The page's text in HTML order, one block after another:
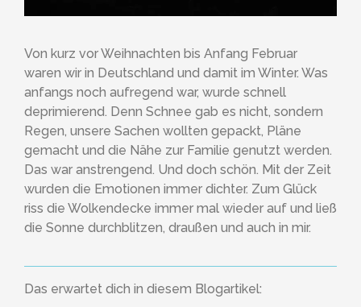
Von kurz vor Weihnachten bis Anfang Februar
waren wir in Deutschland und damit im Winter. Was
anfangs noch aufregend war, wurde schnell
deprimierend. Denn Schnee gab es nicht, sondern
Regen, unsere Sachen wollten gepackt, Pläne
gemacht und die Nähe zur Familie genutzt werden.
Das war anstrengend. Und doch schön. Mit der Zeit
wurden die Emotionen immer dichter. Zum Glück
riss die Wolkendecke immer mal wieder auf und ließ
die Sonne durchblitzen, draußen und auch in mir.
Das erwartet dich in diesem Blogartikel: